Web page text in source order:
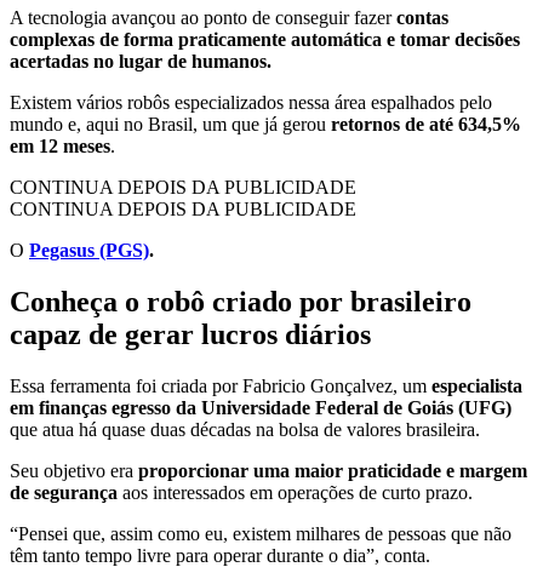
A tecnologia avançou ao ponto de conseguir fazercontas
complexas de forma praticamente automática e tomar decisões
acertadas no lugar de humanos.
Existem vários robôs especializados nessa área espalhados pelo
mundo e, aqui no Brasil, um que já gerou retornos de até 634,5%
em 12 meses.
CONTINUA DEPOIS DA PUBLICIDADE
CONTINUA DEPOIS DA PUBLICIDADE
O Pegasus (PGS).
Conheça o robô criado por brasileiro
capaz de gerar lucros diários
Essa ferramenta foi criada por Fabricio Gonçalvez, um especialista
em finanças egresso da Universidade Federal de Goiás (UFG)
que atua há quase duas décadas na bolsa de valores brasileira.
Seu objetivo era proporcionar uma maior praticidade e margem
de segurança aos interessados em operações de curto prazo.
“Pensei que, assim como eu, existem milhares de pessoas que não
têm tanto tempo livre para operar durante o dia”, conta.